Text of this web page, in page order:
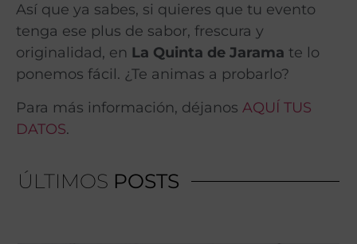
Así que ya sabes, si quieres que tu evento
tenga ese plus de sabor, frescura y
originalidad, en La Quinta de Jarama te lo
ponemos fácil. ¿Te animas a probarlo?
Para más información, déjanos AQUÍ TUS
DATOS.
ÚLTIMOS POSTS